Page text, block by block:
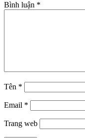
Bình luận *
Tên *
Email *
Trang web